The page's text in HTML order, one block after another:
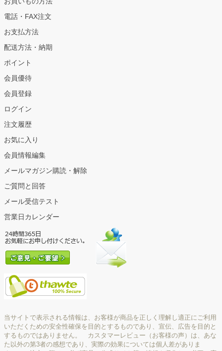
電話・FAX注文
お支払方法
配送方法・納期
ポイント
会員優待
会員登録
ログイン
注文履歴
お気に入り
会員情報編集
メールマガジン購読・解除
ご質問と回答
メール受信テスト
営業日カレンダー
当サイトで表示される情報は、お客様が商品を正しく理解し適正にご利用
いただくための安全性確保を目的とするものであり、宣伝、広告を目的と
するものではありません。 カスタマーレビュー（お客様の声）は、あな
た以外の第3者の感想であり、実際の効果については個人差がありま